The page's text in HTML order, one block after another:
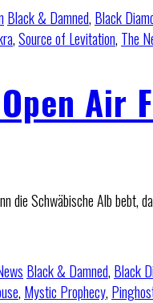
Black & Damned, Black
,Source of Levitation, The
Air
die Schwäbische Alb
Black & Damned, Black
, Mystic Prophecy,